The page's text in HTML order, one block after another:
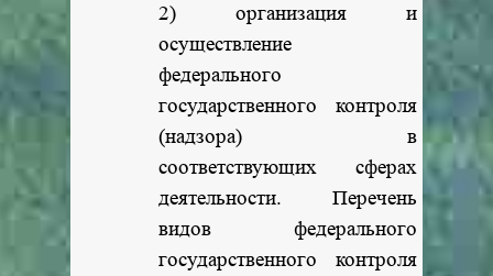
2) организация и
осуществление
федерального
государственного контроля
(надзора) в
соответствующих сферах
деятельности. Перечень
видов федерального
государственного контроля